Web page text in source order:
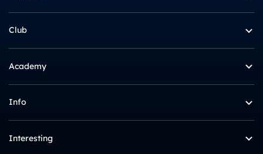
Club
Academy
Info
Interesting